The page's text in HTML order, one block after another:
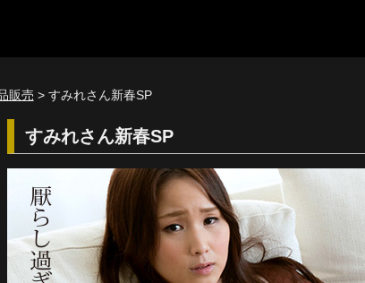
販売 > すみれさん新春SP
すみれさん新春SP